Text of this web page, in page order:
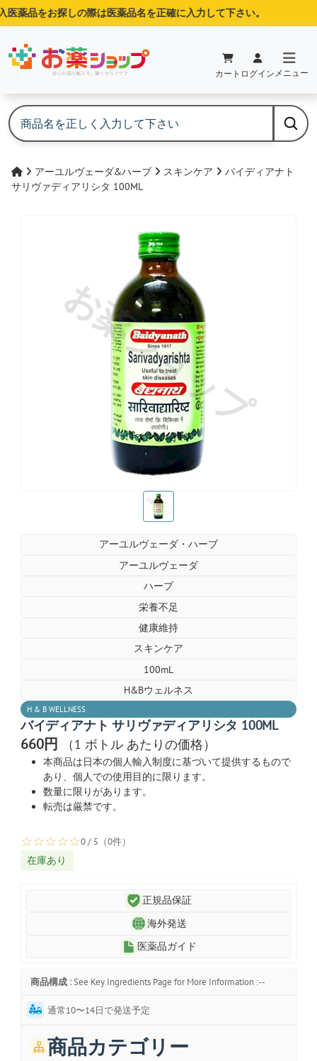
薬品をお探しの際は医薬品名を正確に入力して下さい。
カート ログイン メニュー
アーユルヴェーダ&ハーブ スキンケア
バイディアナト
サリヴァディアリシタ 100ML
お薬ショップ
お薬ショップ
アーユルヴェーダ・ハーブ
アーユルヴェーダ
ハーブ
栄養不足
健康維持
スキンケア
100mL
H&Bウェルネス
H & B WELLNESS
バイディアナト サリヴァディアリシタ 100ML
660円 （1 ボトル あたりの価格）
本商品は日本の個人輸入制度に基づいて提供するもので
あり、個人での使用目的に限ります。
数量に限りがあります。
転売は厳禁です。
☆☆☆☆☆0 / 5（0件）
在庫あり
正規品保証
海外発送
医薬品ガイド
商品構成 : See Key Ingredients Page for More Information :--
通常10〜14日で発送予定
商品カテゴリー